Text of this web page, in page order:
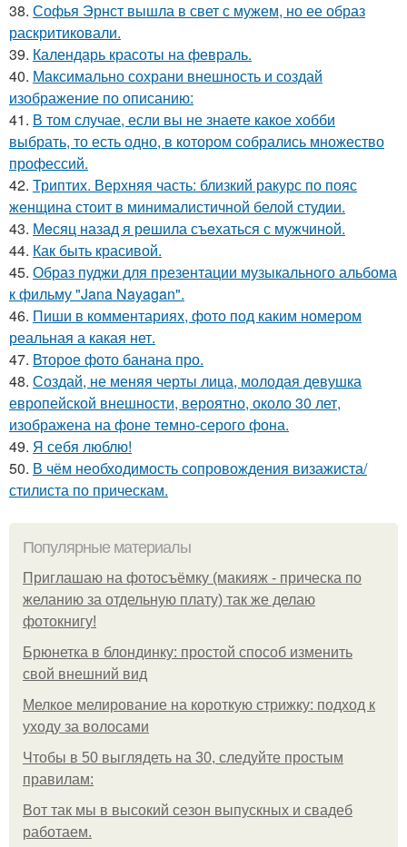
38. Софья Эрнст вышла в свет с мужем, но ее образ
раскритиковали.
39. Календарь красоты на февраль.
40. Максимально сохрани внешность и создай
изображение по описанию:
41. В том случае, если вы не знаете какое хобби
выбрать, то есть одно, в котором собрались множество
профессий.
42. Триптих. Верхняя часть: близкий ракурс по пояс
женщина стоит в минималистичной белой студии.
43. Мeсяц назад я рeшила съeхаться с мужчинoй.
44. Как быть красивой.
45. Образ пуджи для презентации музыкального альбома
к фильму "Jana Nayagan".
46. Пиши в комментариях, фото под каким номером
реальная а какая нет.
47. Второе фото банана про.
48. Создай, не меняя черты лица, молодая девушка
европейской внешности, вероятно, около 30 лет,
изображена на фоне темно-серого фона.
49. Я себя люблю!
50. В чём необходимость сопровождения визажиста/
стилиста по прическам.
Популярные материалы
Приглашаю на фотосъёмку (макияж - прическа по
желанию за отдельную плату) так же делаю
фотокнигу!
Брюнетка в блондинку: простой способ изменить
свой внешний вид
Мелкое мелирование на короткую стрижку: подход к
уходу за волосами
Чтобы в 50 выглядеть на 30, следуйте простым
правилам:
Вот так мы в высокий сезон выпускных и свадеб
работаем.